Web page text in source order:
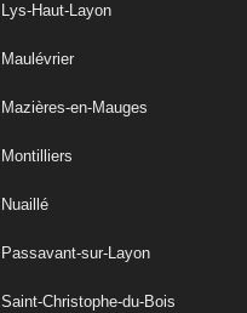
Lys-Haut-Layon
Maulévrier
Mazières-en-Mauges
Montilliers
Nuaillé
Passavant-sur-Layon
Saint-Christophe-du-Bois